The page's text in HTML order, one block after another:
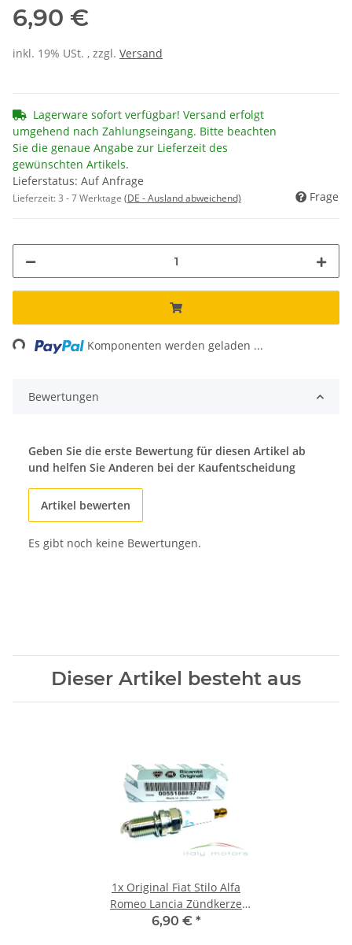
6,90 €
inkl. 19% USt. , zzgl. Versand
Lagerware sofort verfügbar! Versand erfolgt
umgehend nach Zahlungseingang. Bitte beachten
Sie die genaue Angabe zur Lieferzeit des
gewünschten Artikels.
Lieferstatus: Auf Anfrage
Lieferzeit:3 - 7 Werktage (DE - Ausland abweichend) Frage
Komponenten werden geladen ...
Bewertungen
Geben Sie die erste Bewertung für diesen Artikel ab
und helfen Sie Anderen bei der Kaufentscheidung
Artikel bewerten
Es gibt noch keine Bewertungen.
Dieser Artikel besteht aus
1x Original Fiat Stilo Alfa
Romeo Lancia Zündkerze
NGK DCPR7E-N-10 55188857
6,90 € *